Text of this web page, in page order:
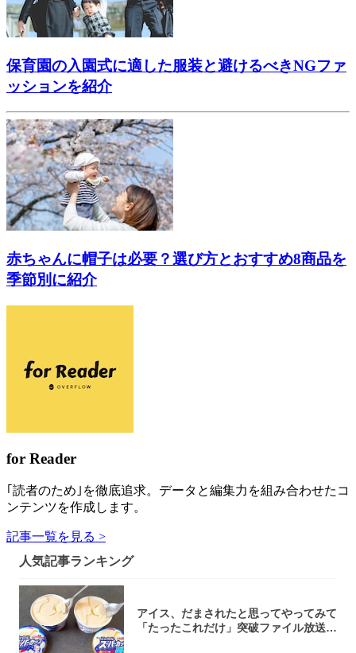
保育園の入園式に適した服装と避けるべきNGファ
ッションを紹介
赤ちゃんに帽子は必要？選び方とおすすめ8商品を
季節別に紹介
for Reader
｢読者のため｣を徹底追求。データと編集力を組み合わせたコ
ンテンツを作成します。
記事一覧を見る >
人気記事ランキング
アイス、だまされたと思ってやってみて
「たったこれだけ」突破ファイル放送で